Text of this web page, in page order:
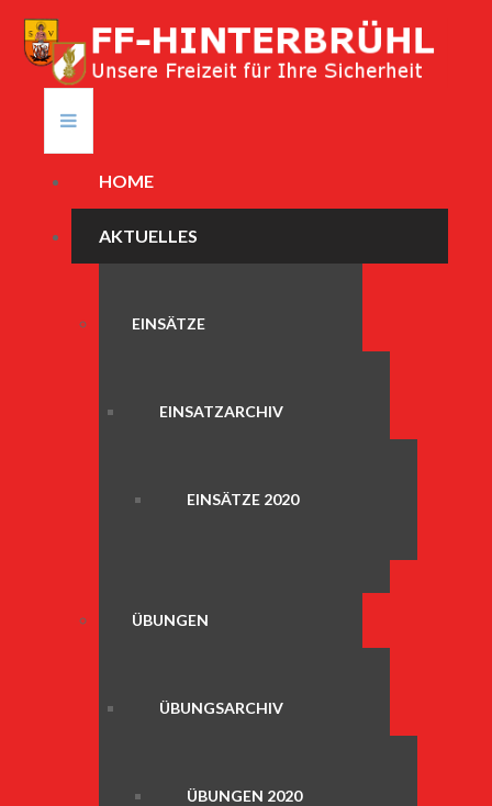
HOME
AKTUELLES
EINSÄTZE
EINSATZARCHIV
EINSÄTZE 2020
ÜBUNGEN
ÜBUNGSARCHIV
ÜBUNGEN 2020